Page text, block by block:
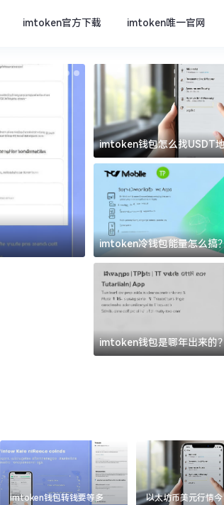
imtoken官方下载 imtoken唯一官网
imtoken官方下载
imtoken钱包怎么找USDT
坑
imtoken冷钱包能量怎么搞
道
imtoken钱包是哪年出来的
imtoken钱包转钱要等多
以太坊币美元行情